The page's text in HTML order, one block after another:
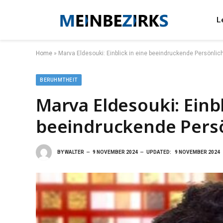
Home » Marva Eldesouki: Einblick in eine beeindruckende
BERUHMTHEIT
Marva Eldesouki:
beeindruckende
BYWALTER 9 NOVEMBER 2024 UPDATED: 9 NOVEMBER 2024